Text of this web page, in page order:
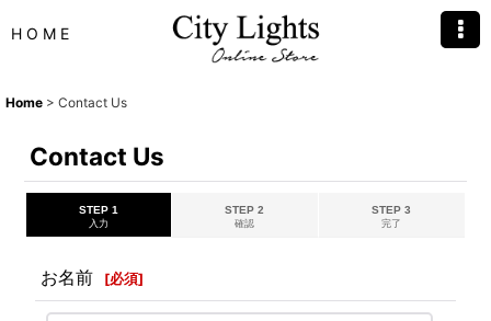
H O M E
Home > Contact Us
Contact Us
STEP 1
入力
STEP 2
確認
STEP 3
完了
お名前 [必須]